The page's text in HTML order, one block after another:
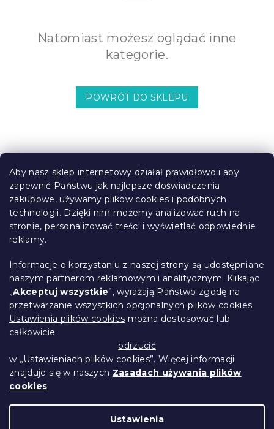
Aby nasz sklep internetowy działał prawidłowo i aby
zapewnić Państwu jak najlepsze doświadczenia
zakupowe, używamy plików cookies i podobnych
technologii. Dzięki nim możemy analizować ruch na
stronie, personalizować treści i wyświetlać odpowiednie
reklamy.
Informacje o korzystaniu z naszej strony są udostępniane
naszym partnerom reklamowym i analitycznym. Klikając
„Akceptuj wszystkie”, wyrażają Państwo zgodę na
przetwarzanie wszystkich opcjonalnych plików cookies.
Ustawienia plików cookies można dostosować lub
całkowicie
odrzucić
w „Ustawieniach plików cookies”. Więcej informacji
znajduje się w naszych Zasadach używania plików
cookies.
Ustawienia
Natomiast możesz oglądać inne
kategorie.
POWRÓT DO SKLEPU
S
Informacje dla Ciebie
Śledzenie zamówienia
Opcje dostawy
Metody płatności
Reklamacje i zwroty towarów
Kontakt
Regulamin
Ochrona danych osobowych
Kodeks etyczny
Dla partnerów